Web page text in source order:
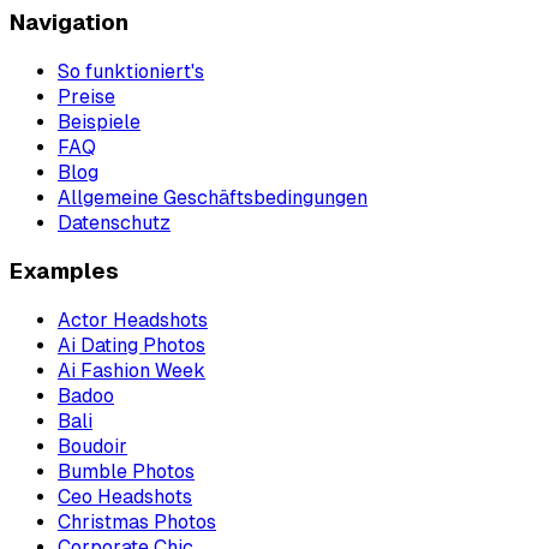
Navigation
So funktioniert's
Preise
Beispiele
FAQ
Blog
Allgemeine Geschäftsbedingungen
Datenschutz
Examples
Actor Headshots
Ai Dating Photos
Ai Fashion Week
Badoo
Bali
Boudoir
Bumble Photos
Ceo Headshots
Christmas Photos